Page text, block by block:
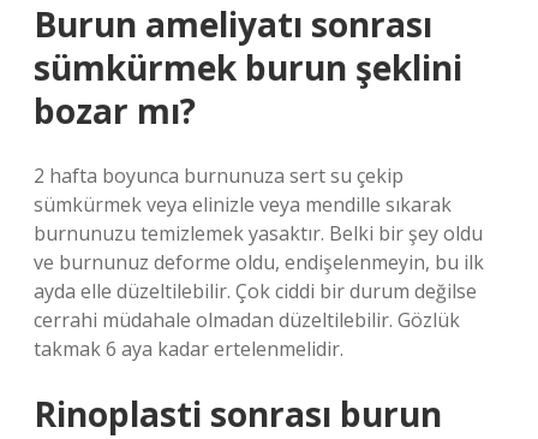
Burun ameliyatı sonrası
sümkürmek burun şeklini
bozar mı?
2 hafta boyunca burnunuza sert su çekip
sümkürmek veya elinizle veya mendille sıkarak
burnunuzu temizlemek yasaktır. Belki bir şey oldu
ve burnunuz deforme oldu, endişelenmeyin, bu ilk
ayda elle düzeltilebilir. Çok ciddi bir durum değilse
cerrahi müdahale olmadan düzeltilebilir. Gözlük
takmak 6 aya kadar ertelenmelidir.
Rinoplasti sonrası burun